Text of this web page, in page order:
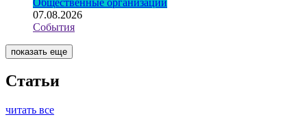
07.08.2026
События
показать еще
Статьи
читать все